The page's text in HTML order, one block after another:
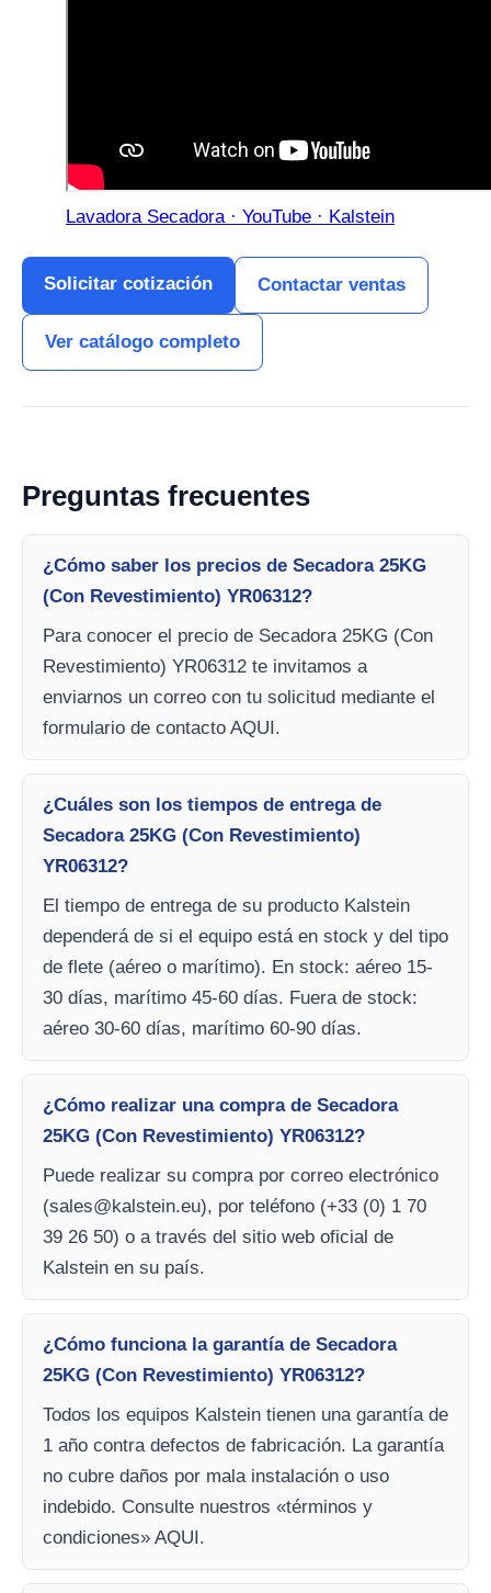
Lavadora Secadora · YouTube · Kalstein
Solicitar cotización Contactar ventas
Ver catálogo completo
Preguntas frecuentes
¿Cómo saber los precios de Secadora 25KG
(Con Revestimiento) YR06312?
Para conocer el precio de Secadora 25KG (Con
Revestimiento) YR06312 te invitamos a
enviarnos un correo con tu solicitud mediante el
formulario de contacto AQUI.
¿Cuáles son los tiempos de entrega de
Secadora 25KG (Con Revestimiento)
YR06312?
El tiempo de entrega de su producto Kalstein
dependerá de si el equipo está en stock y del tipo
de flete (aéreo o marítimo). En stock: aéreo 15-
30 días, marítimo 45-60 días. Fuera de stock:
aéreo 30-60 días, marítimo 60-90 días.
¿Cómo realizar una compra de Secadora
25KG (Con Revestimiento) YR06312?
Puede realizar su compra por correo electrónico
(sales@kalstein.eu), por teléfono (+33 (0) 1 70
39 26 50) o a través del sitio web oficial de
Kalstein en su país.
¿Cómo funciona la garantía de Secadora
25KG (Con Revestimiento) YR06312?
Todos los equipos Kalstein tienen una garantía de
1 año contra defectos de fabricación. La garantía
no cubre daños por mala instalación o uso
indebido. Consulte nuestros «términos y
condiciones» AQUI.